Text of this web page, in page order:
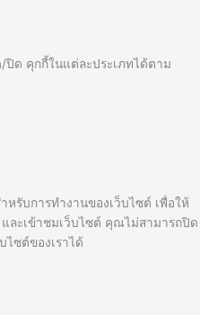
ปิด คุกกี้ในแต่ละประเภทได้ตาม
หรับการทำงานของเว็บไซต์ เพื่อให้
ละเข้าชมเว็บไซต์ คุณไม่สามารถปิด
ไซต์ของเราได้